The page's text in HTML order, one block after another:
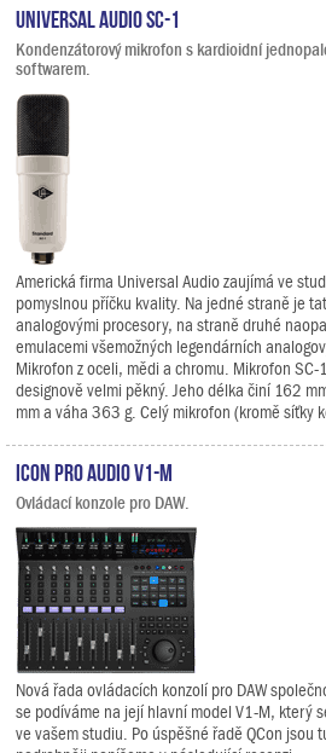
Universal Audio SC-1
Kondenzátorový mikrofon s kardioidní
softwarem.
Americká firma Universal Audio zaujímá ve
pomyslnou příčku kvality. Na jedné straně je
analogovými procesory, na straně druhé
emulacemi všemožných legendárních
Mikrofon z oceli, mědi a chromu. Mikrofon
designově velmi pěkný. Jeho délka činí 162
mm a váha 363 g. Celý mikrofon (kromě síťky
Icon Pro Audio V1-M
Ovládací konzole pro DAW.
Nová řada ovládacích konzolí pro DAW
se podíváme na její hlavní model V1-M, který
ve vašem studiu. Po úspěšné řadě QCon jsou